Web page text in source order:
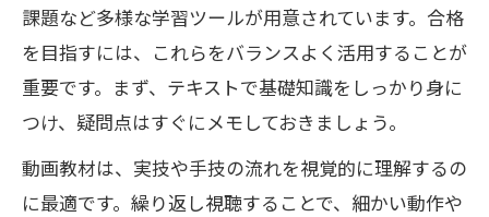
課題など多様な学習ツールが用意されています。合格
を目指すには、これらをバランスよく活用することが
重要です。まず、テキストで基礎知識をしっかり身に
つけ、疑問点はすぐにメモしておきましょう。
動画教材は、実技や手技の流れを視覚的に理解するの
に最適です。繰り返し視聴することで、細かい動作や